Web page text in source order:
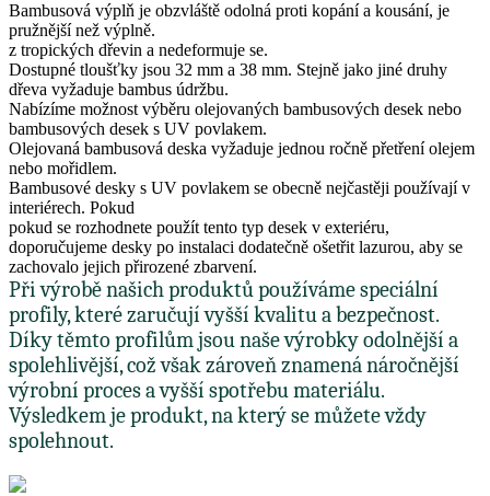
Bambusová výplň je obzvláště odolná proti kopání a kousání, je
pružnější než výplně.
z tropických dřevin a nedeformuje se.
Dostupné tloušťky jsou 32 mm a 38 mm. Stejně jako jiné druhy
dřeva vyžaduje bambus údržbu.
Nabízíme možnost výběru olejovaných bambusových desek nebo
bambusových desek s UV povlakem.
Olejovaná bambusová deska vyžaduje jednou ročně přetření olejem
nebo mořidlem.
Bambusové desky s UV povlakem se obecně nejčastěji používají v
interiérech. Pokud
pokud se rozhodnete použít tento typ desek v exteriéru,
doporučujeme desky po instalaci dodatečně ošetřit lazurou, aby se
zachovalo jejich přirozené zbarvení.
Při výrobě našich produktů používáme speciální
profily, které zaručují vyšší kvalitu a bezpečnost.
Díky těmto profilům jsou naše výrobky odolnější a
spolehlivější, což však zároveň znamená náročnější
výrobní proces a vyšší spotřebu materiálu.
Výsledkem je produkt, na který se můžete vždy
spolehnout.